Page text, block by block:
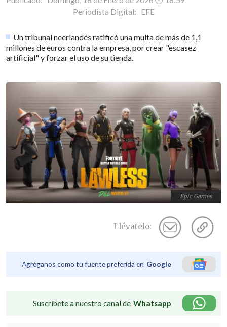
Periodista Digital: EFE
Un tribunal neerlandés ratificó una multa de más de 1,1
millones de euros contra la empresa, por crear "escasez
artificial" y forzar el uso de su tienda.
Epic Games
Llévatelo:
Agréganos como tu fuente preferida en Google
Suscríbete a nuestro canal de Whatsapp